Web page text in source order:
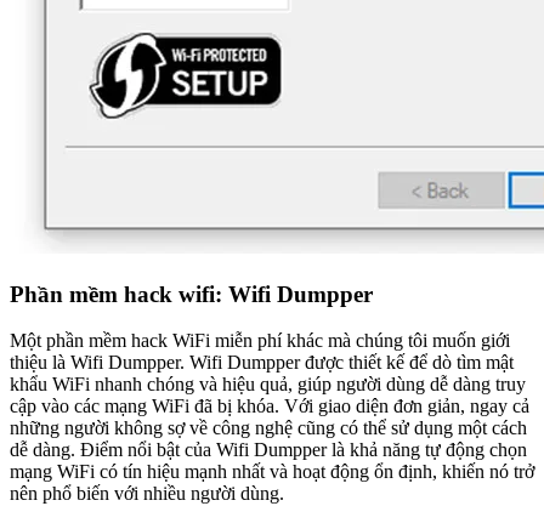
Phần mềm hack wifi: Wifi Dumpper
Một phần mềm hack WiFi miễn phí khác mà chúng tôi muốn giới
thiệu là Wifi Dumpper. Wifi Dumpper được thiết kế để dò tìm mật
khẩu WiFi nhanh chóng và hiệu quả, giúp người dùng dễ dàng truy
cập vào các mạng WiFi đã bị khóa. Với giao diện đơn giản, ngay cả
những người không sợ về công nghệ cũng có thể sử dụng một cách
dễ dàng. Điểm nổi bật của Wifi Dumpper là khả năng tự động chọn
mạng WiFi có tín hiệu mạnh nhất và hoạt động ổn định, khiến nó trở
nên phổ biến với nhiều người dùng.